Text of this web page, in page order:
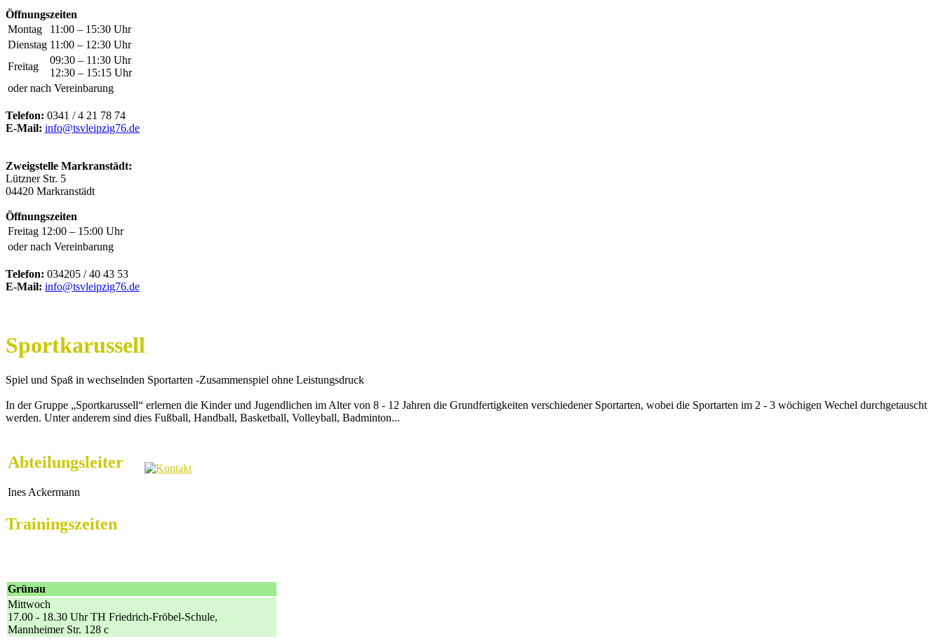
Öffnungszeiten
Montag
11:00 – 15:30 Uhr
Dienstag 11:00 – 12:30 Uhr
Freitag
09:30 – 11:30 Uhr
12:30 – 15:15 Uhr
oder nach Vereinbarung
Telefon: 0341 / 4 21 78 74
E-Mail: info@tsvleipzig76.de
Zweigstelle Markranstädt:
Lützner Str. 5
04420 Markranstädt
Öffnungszeiten
Freitag 12:00 – 15:00 Uhr
oder nach Vereinbarung
Telefon: 034205 / 40 43 53
E-Mail: info@tsvleipzig76.de
Sportkarussell
Spiel und Spaß in wechselnden Sportarten -Zusammenspiel ohne Leistungsdruck
In der Gruppe „Sportkarussell“ erlernen die Kinder und Jugendlichen im Alter von 8 - 12 Jahren die Grundfertigkeiten verschiedener Sportarten, wobei die Sportarten im 2 - 3 wöchigen Wechel durchgetauscht
werden. Unter anderem sind dies Fußball, Handball, Basketball, Volleyball, Badminton...
Abteilungsleiter
Ines Ackermann
Trainingszeiten
Grünau
Mittwoch
17.00 - 18.30 Uhr TH Friedrich-Fröbel-Schule,
Mannheimer Str. 128 c